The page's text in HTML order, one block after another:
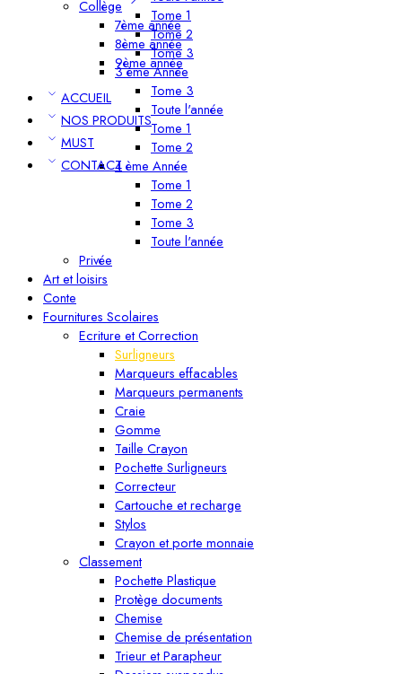
Collège
7ème année
8ème année
9ème année
ACCUEIL
NOS PRODUITS
MUST
CONTACT
Tome 1
Tome 2
Tome 3
3 ème Année
Tome 3
Toute l'année
Tome 1
Tome 2
4 ème Année
Tome 1
Tome 2
Tome 3
Toute l'année
Privée
Art et loisirs
Conte
Fournitures Scolaires
Ecriture et Correction
Surligneurs
Marqueurs effacables
Marqueurs permanents
Craie
Gomme
Taille Crayon
Pochette Surligneurs
Correcteur
Cartouche et recharge
Stylos
Crayon et porte monnaie
Classement
Pochette Plastique
Protège documents
Chemise
Chemise de présentation
Trieur et Parapheur